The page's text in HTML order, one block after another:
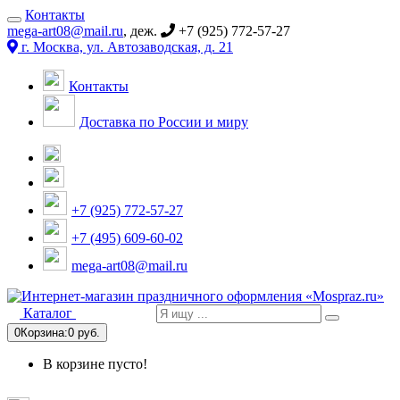
Контакты
mega-art08@mail.ru, деж.
+7 (925) 772-57-27
г. Москва, ул. Автозаводская, д. 21
Контакты
Доставка по России и миру
+7 (925) 772-57-27
+7 (495) 609-60-02
mega-art08@mail.ru
Каталог
0Корзина:0 руб.
В корзине пусто!